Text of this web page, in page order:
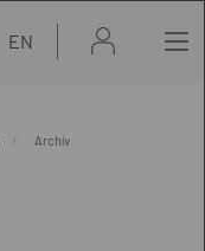
EN
Archív